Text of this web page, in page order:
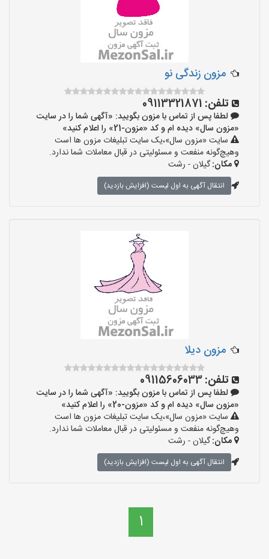
مزون زندگی نو
تلفن: 09113321871
لطفا پس از تماس با مزون بگویید: «آگهی شما را در سایت
«مزون سال» دیده ام و کد «مزون-21» را اعلام کنید»
سایت «مزون سال»،یک سایت تبلیغات مزون ها است
وهیچ‌گونه منفعت و مسئولیتی در قبال معاملات شما ندارد.
مکان:گیلان - رشت
انتقال آگهی به اول لیست (افزایش بازدید)
مزون دیلا
تلفن:09115606033
لطفا پس از تماس با مزون بگویید: «آگهی شما را در سایت
«مزون سال» دیده ام و کد «مزون-20» را اعلام کنید»
سایت «مزون سال»،یک سایت تبلیغات مزون ها است
وهیچ‌گونه منفعت و مسئولیتی در قبال معاملات شما ندارد.
مکان:گیلان - رشت
انتقال آگهی به اول لیست (افزایش بازدید)
1